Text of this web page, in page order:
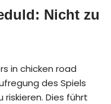
Nicht zu
in chicken road
des Spiels
Dies führt